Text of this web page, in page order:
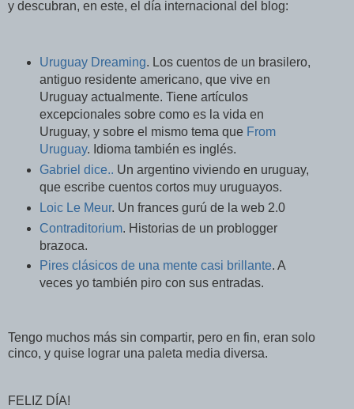
y descubran, en este, el día internacional del blog:
Uruguay Dreaming. Los cuentos de un brasilero,
antiguo residente americano, que vive en
Uruguay actualmente. Tiene artículos
excepcionales sobre como es la vida en
Uruguay, y sobre el mismo tema que From
Uruguay. Idioma también es inglés.
Gabriel dice.. Un argentino viviendo en uruguay,
que escribe cuentos cortos muy uruguayos.
Loic Le Meur. Un frances gurú de la web 2.0
Contraditorium. Historias de un problogger
brazoca.
Pires clásicos de una mente casi brillante. A
veces yo también piro con sus entradas.
Tengo muchos más sin compartir, pero en fin, eran solo
cinco, y quise lograr una paleta media diversa.
FELIZ DÍA!